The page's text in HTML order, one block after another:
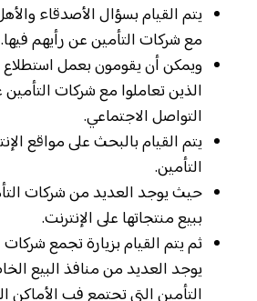
يتم القيام بسؤال الأصدقاء
مع شركات التأمين عن رأيهم فيها.
ويمكن أن يقومون بعمل
الذين تعاملوا مع شركات
التواصل الاجتماعي.
يتم القيام بالبحث على مواقع
التأمين.
حيث يوجد العديد من شركات
ببيع منتجاتها على الإنترنت.
ثم يتم القيام بزيارة تجمع
يوجد العديد من منافذ البيع
التأمين التي تجتمع فب الأماكن